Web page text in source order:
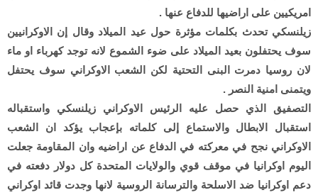
امريكيين على اراضيها للدفاع عنها .
زيلنسكي تحدث بكلمات مؤثرة حول عيد الميلاد وقال إن الاوكرانيين
سوف يحتفلون بعيد الميلاد على ضوء الشموع لانه توجد كهرباء او ماء
لان روسيا دمرت البنى التحتية لكن الشعب الاوكراني سوف يحتفل
ويتمنى امنية النصر .
التصفيق الذي حصل عليه الرئيس الاوكراني زيلنسكي واستقباله
استقبال الابطال والاستماع إلى كلماته بإعجاب يؤكد ان الشعب
الاوكراني نجح في معركته في الدفاع عن اراضيه وان المقاومة جعلت
اليوم اوكرانيا في موقف قوي والولايات المتحدة كل دولار دفعته في
دعم اوكرانيا ضد الاسلحة والترسانة الروسية لانها وجدت قائد اوكراني